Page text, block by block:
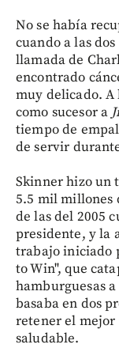
No se había
cuando a las
llamada de
encontrado
muy delicado. A
como sucesor a
tiempo de
de servir
Skinner hizo un
5.5 mil millones
de las del 2005
presidente, y la
trabajo iniciado
to Win", que
hamburguesas
basaba en dos
retener el mejor
saludable.